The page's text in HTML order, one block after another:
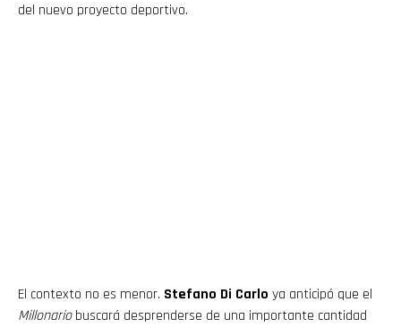
del nuevo proyecto deportivo.
El contexto no es menor. Stefano Di Carlo ya anticipó que el
Millonariobuscará desprenderse de una importante cantidad